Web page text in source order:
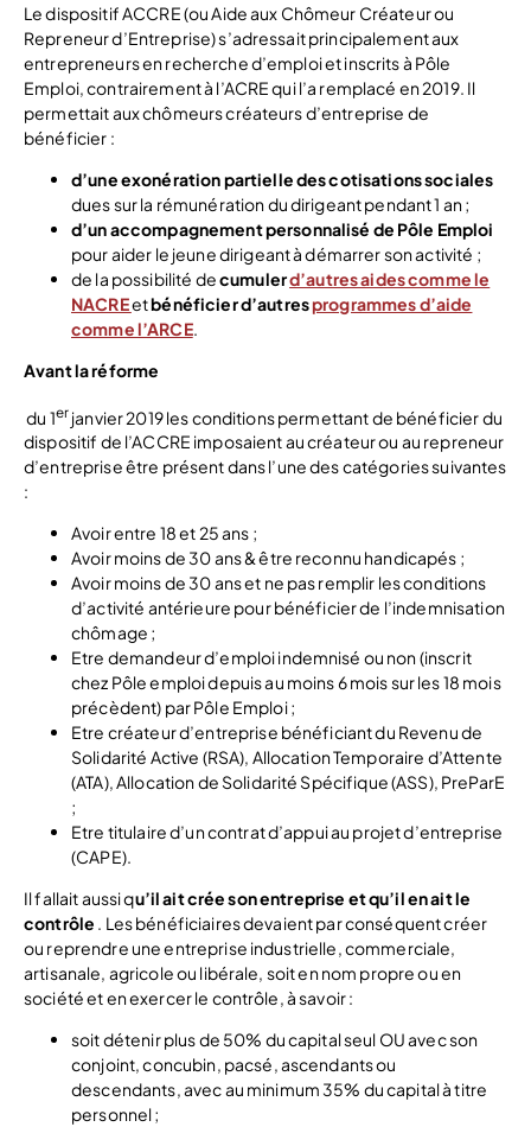
Le dispositif ACCRE (ou Aide aux Chômeur Créateur ou
Repreneur d’Entreprise) s’adressait principalement aux
entrepreneurs en recherche d’emploi et inscrits à Pôle
Emploi, contrairement à l’ACRE qui l’a remplacé en 2019. Il
permettait aux chômeurs créateurs d’entreprise de
bénéficier :
d’une exonération partielle des cotisations sociales
dues sur la rémunération du dirigeant pendant 1 an ;
d’un accompagnement personnalisé de Pôle Emploi
pour aider le jeune dirigeant à démarrer son activité ;
de la possibilité decumulerd’autres aides comme le
NACREetbénéficier d’autresprogrammes d’aide
comme l’ARCE.
Avant la réforme
du 1erjanvier 2019 les conditions permettant de bénéficier du
dispositif de l’ACCRE imposaient au créateur ou au repreneur
d’entreprise être présent dans l’une des catégories suivantes
:
Avoir entre 18 et 25 ans ;
Avoir moins de 30 ans & être reconnu handicapés ;
Avoir moins de 30 ans et ne pas remplir les conditions
d’activité antérieure pour bénéficier de l’indemnisation
chômage ;
Etre demandeur d’emploi indemnisé ou non (inscrit
chez Pôle emploi depuis au moins 6 mois sur les 18 mois
précèdent) par Pôle Emploi ;
Etre créateur d’entreprise bénéficiant du Revenu de
Solidarité Active (RSA), Allocation Temporaire d’Attente
(ATA), Allocation de Solidarité Spécifique (ASS), PreParE
;
Etre titulaire d’un contrat d’appui au projet d’entreprise
(CAPE).
Il fallait aussi qu’il ait crée son entreprise et qu’il en ait le
contrôle . Les bénéficiaires devaient par conséquent créer
ou reprendre une entreprise industrielle, commerciale,
artisanale, agricole ou libérale, soit en nom propre ou en
société et en exercer le contrôle, à savoir :
soit détenir plus de 50% du capital seul OU avec son
conjoint, concubin, pacsé, ascendants ou
descendants, avec au minimum 35% du capital à titre
personnel ;